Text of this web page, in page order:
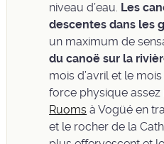
niveau d’eau. Les
descentes dans les
un maximum de
du canoë sur la
mois d’avril et le
force physique
Ruoms à Vogüé en
et le rocher de la